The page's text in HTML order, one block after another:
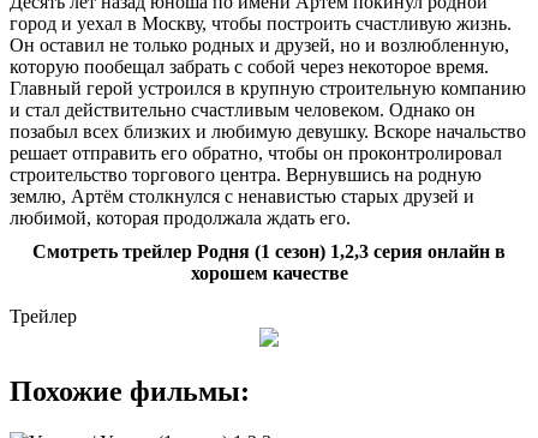
город и уехал в Москву, чтобы построить счастливую жизнь.
Он оставил не только родных и друзей, но и возлюбленную,
которую пообещал забрать с собой через некоторое время.
Главный герой устроился в крупную строительную компанию
и стал действительно счастливым человеком. Однако он
позабыл всех близких и любимую девушку. Вскоре начальство
решает отправить его обратно, чтобы он проконтролировал
строительство торгового центра. Вернувшись на родную
землю, Артём столкнулся с ненавистью старых друзей и
любимой, которая продолжала ждать его.
Смотреть трейлер Родня (1 сезон) 1,2,3 серия онлайн в
хорошем качестве
Трейлер
Похожие фильмы: